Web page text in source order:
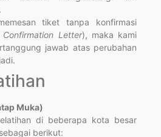
tiket tanpa konfirmasi
Confirmation Letter), maka kami
jawab atas perubahan
Muka)
di beberapa kota besar
berikut: